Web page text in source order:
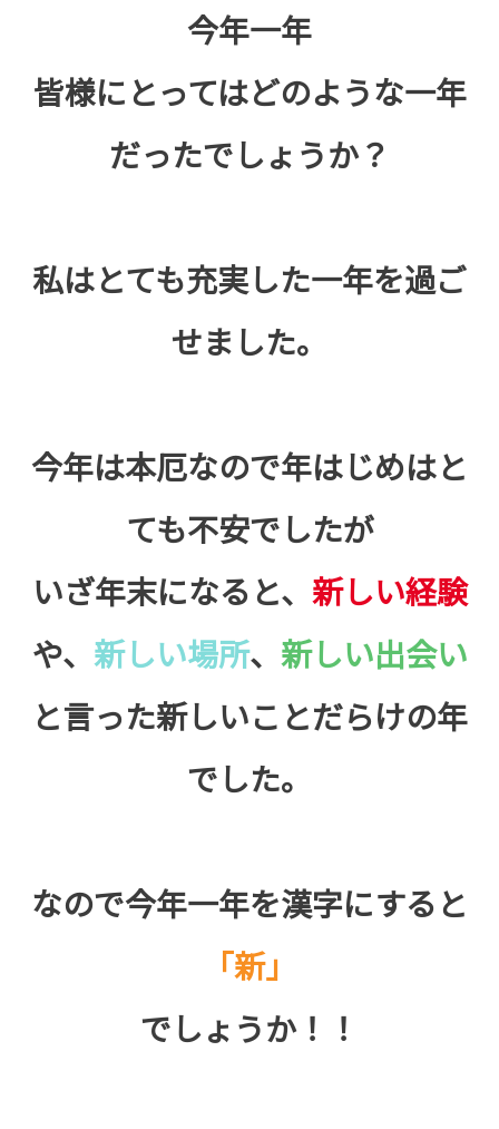
今年一年
皆様にとってはどのような一年
だったでしょうか？
私はとても充実した一年を過ご
せました。
今年は本厄なので年はじめはと
ても不安でしたが
いざ年末になると、 新しい経験
や、 新しい場所、 新しい出会い
と言った新しいことだらけの年
でした。
なので今年一年を漢字にすると
「新」
でしょうか！！